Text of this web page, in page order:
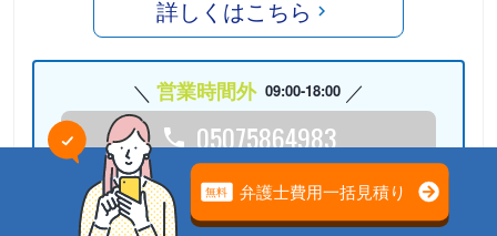
詳しくはこちら
営業時間外 09:00-18:00
05075864983
24時間受付中